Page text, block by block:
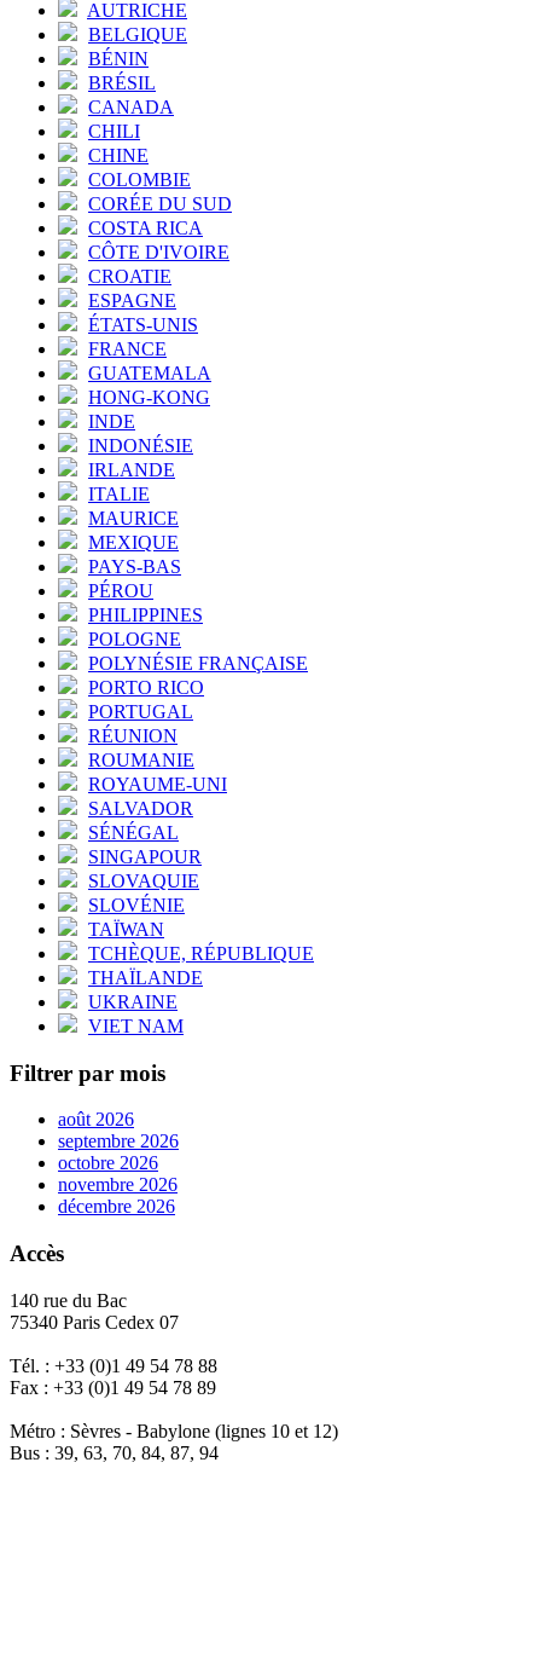
AUTRICHE
BELGIQUE
BÉNIN
BRÉSIL
CANADA
CHILI
CHINE
COLOMBIE
CORÉE DU SUD
COSTA RICA
CÔTE D'IVOIRE
CROATIE
ESPAGNE
ÉTATS-UNIS
FRANCE
GUATEMALA
HONG-KONG
INDE
INDONÉSIE
IRLANDE
ITALIE
MAURICE
MEXIQUE
PAYS-BAS
PÉROU
PHILIPPINES
POLOGNE
POLYNÉSIE FRANÇAISE
PORTO RICO
PORTUGAL
RÉUNION
ROUMANIE
ROYAUME-UNI
SALVADOR
SÉNÉGAL
SINGAPOUR
SLOVAQUIE
SLOVÉNIE
TAÏWAN
TCHÈQUE, RÉPUBLIQUE
THAÏLANDE
UKRAINE
VIET NAM
Filtrer par mois
août 2026
septembre 2026
octobre 2026
novembre 2026
décembre 2026
Accès
140 rue du Bac
75340 Paris Cedex 07
Tél. : +33 (0)1 49 54 78 88
Fax : +33 (0)1 49 54 78 89
Métro : Sèvres - Babylone (lignes 10 et 12)
Bus : 39, 63, 70, 84, 87, 94